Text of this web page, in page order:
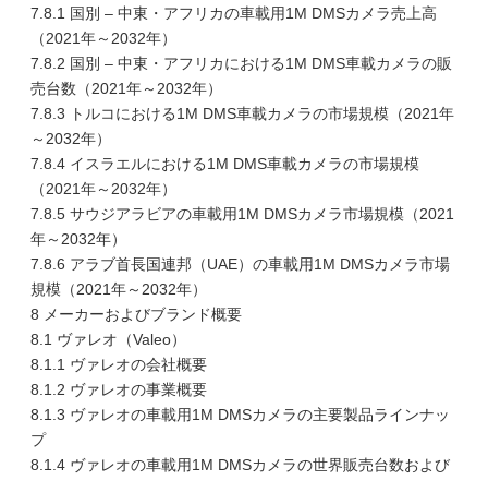
7.8.1 国別 – 中東・アフリカの車載用1M DMSカメラ売上高
（2021年～2032年）
7.8.2 国別 – 中東・アフリカにおける1M DMS車載カメラの販
売台数（2021年～2032年）
7.8.3 トルコにおける1M DMS車載カメラの市場規模（2021年
～2032年）
7.8.4 イスラエルにおける1M DMS車載カメラの市場規模
（2021年～2032年）
7.8.5 サウジアラビアの車載用1M DMSカメラ市場規模（2021
年～2032年）
7.8.6 アラブ首長国連邦（UAE）の車載用1M DMSカメラ市場
規模（2021年～2032年）
8 メーカーおよびブランド概要
8.1 ヴァレオ（Valeo）
8.1.1 ヴァレオの会社概要
8.1.2 ヴァレオの事業概要
8.1.3 ヴァレオの車載用1M DMSカメラの主要製品ラインナッ
プ
8.1.4 ヴァレオの車載用1M DMSカメラの世界販売台数および